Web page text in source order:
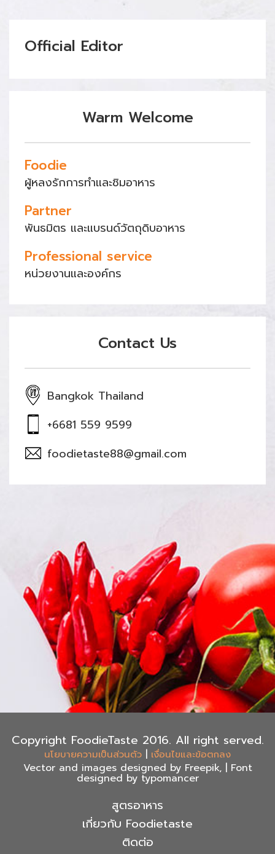
Official Editor
Warm Welcome
Foodie
ผู้หลงรักการทำและชิมอาหาร
Partner
พันธมิตร และแบรนด์วัตถุดิบอาหาร
Professional service
หน่วยงานและองค์กร
Contact Us
Bangkok Thailand
+6681 559 9599
foodietaste88@gmail.com
Copyright FoodieTaste 2016. All right served.
นโยบายความเป็นส่วนตัว | เงื่อนไขและข้อตกลง
Vector and images designed by Freepik, | Font
designed by typomancer
สูตรอาหาร
เกี่ยวกับ Foodietaste
ติดต่อ